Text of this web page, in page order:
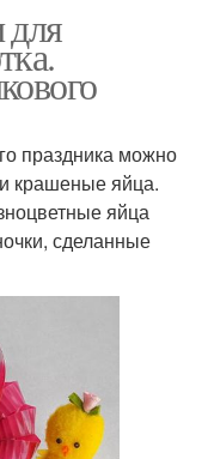
для
праздника можно
крашеные яйца.
яйца
сделанные